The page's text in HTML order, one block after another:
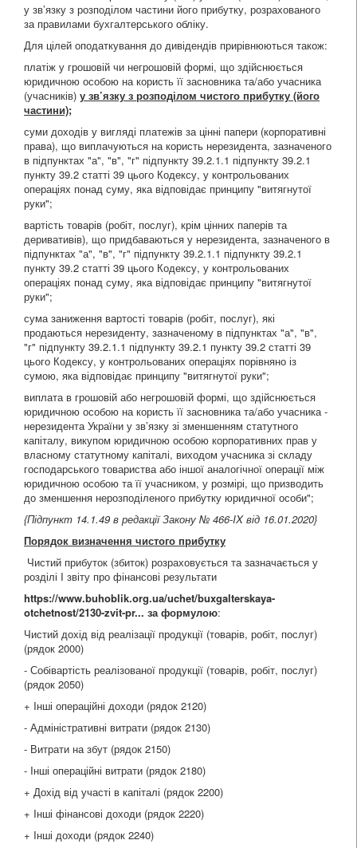
у зв’язку з розподілом частини його прибутку, розрахованого
за правилами бухгалтерського обліку.
Для цілей оподаткування до дивідендів прирівнюються також:
платіж у грошовій чи негрошовій формі, що здійснюється
юридичною особою на користь її засновника та/або учасника
(учасників) у зв’язку з розподілом чистого прибутку (його
частини);
суми доходів у вигляді платежів за цінні папери (корпоративні
права), що виплачуються на користь нерезидента, зазначеного
в підпунктах "а", "в", "г" підпункту 39.2.1.1 підпункту 39.2.1
пункту 39.2 статті 39 цього Кодексу, у контрольованих
операціях понад суму, яка відповідає принципу "витягнутої
руки";
вартість товарів (робіт, послуг), крім цінних паперів та
деривативів), що придбаваються у нерезидента, зазначеного в
підпунктах "а", "в", "г" підпункту 39.2.1.1 підпункту 39.2.1
пункту 39.2 статті 39 цього Кодексу, у контрольованих
операціях понад суму, яка відповідає принципу "витягнутої
руки";
сума заниження вартості товарів (робіт, послуг), які
продаються нерезиденту, зазначеному в підпунктах "а", "в",
"г" підпункту 39.2.1.1 підпункту 39.2.1 пункту 39.2 статті 39
цього Кодексу, у контрольованих операціях порівняно із
сумою, яка відповідає принципу "витягнутої руки";
виплата в грошовій або негрошовій формі, що здійснюється
юридичною особою на користь її засновника та/або учасника -
нерезидента України у зв’язку зі зменшенням статутного
капіталу, викупом юридичною особою корпоративних прав у
власному статутному капіталі, виходом учасника зі складу
господарського товариства або іншої аналогічної операції між
юридичною особою та її учасником, у розмірі, що призводить
до зменшення нерозподіленого прибутку юридичної особи";
{Підпункт 14.1.49 в редакції Закону № 466-IX від 16.01.2020}
Порядок визначення чистого прибутку
Чистий прибуток (збиток) розраховується та зазначається у
розділі I звіту про фінансові результати
https://www.buhoblik.org.ua/uchet/buxgalterskaya-
otchetnost/2130-zvit-pr... за формулою:
Чистий дохід від реалізації продукції (товарів, робіт, послуг)
(рядок 2000)
- Собівартість реалізованої продукції (товарів, робіт, послуг)
(рядок 2050)
+ Iнші операційні доходи (рядок 2120)
- Адміністративні витрати (рядок 2130)
- Витрати на збут (рядок 2150)
- Iнші операційні витрати (рядок 2180)
+ Дохід від участі в капіталі (рядок 2200)
+ Iнші фінансові доходи (рядок 2220)
+ Iнші доходи (рядок 2240)